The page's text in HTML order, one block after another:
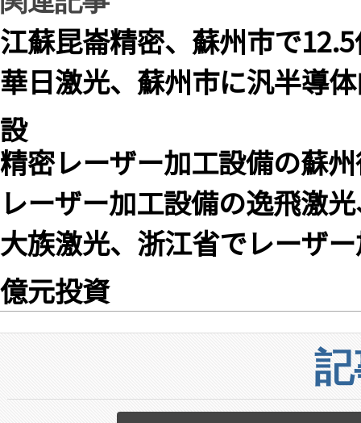
江蘇昆崙精密、蘇州市で
華日激光、蘇州市に汎半導
設
精密レーザー加工設備の蘇
レーザー加工設備の逸飛激
大族激光、浙江省でレーザ
億元投資